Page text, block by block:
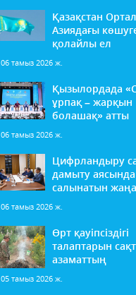
Қазақстан
Азиядағы
қолайлы ел
06 тамыз 2026 ж.
Қызылордада
ұрпақ – жарқын
болашақ» атты
06 тамыз 2026 ж.
Цифрландыру
дамыту аясында
салынатын жаңа
06 тамыз 2026 ж.
Өрт қауіпсіздігі
талаптарын
азаматтың
05 тамыз 2026 ж.